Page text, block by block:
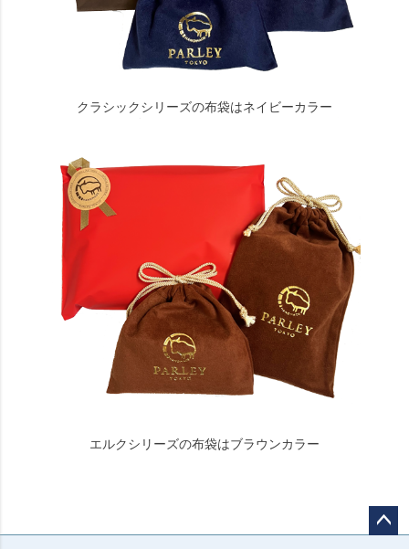
クラシックシリーズの布袋はネイビーカラー
エルクシリーズの布袋はブラウンカラー